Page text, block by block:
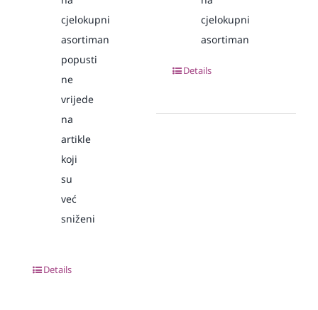
cjelokupni
asortiman
popusti
ne
vrijede
na
artikle
koji
su
već
sniženi
Details
cjelokupni
asortiman
Details